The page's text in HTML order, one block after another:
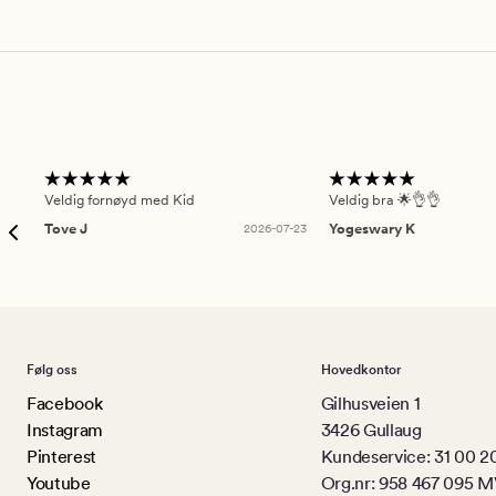
Veldig fornøyd med Kid
Tove J
2026-07-23
Veldig bra 🌟👌👌
Yogeswary K
Følg oss
Facebook
Instagram
Pinterest
Youtube
Hovedkontor
Gilhusveien 1
3426 Gullaug
Kundeservice: 31 00
Org.nr: 958 467 095